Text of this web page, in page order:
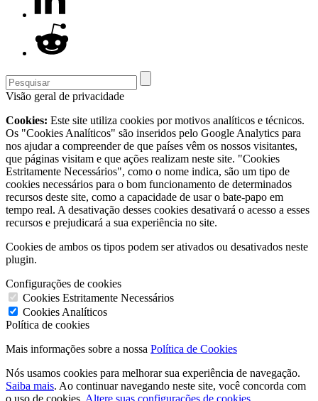
Visão geral de privacidade
Cookies: Este site utiliza cookies por motivos analíticos e técnicos.
Os "Cookies Analíticos" são inseridos pelo Google Analytics para
nos ajudar a compreender de que países vêm os nossos visitantes,
que páginas visitam e que ações realizam neste site. "Cookies
Estritamente Necessários", como o nome indica, são um tipo de
cookies necessários para o bom funcionamento de determinados
recursos deste site, como a capacidade de usar o bate-papo em
tempo real. A desativação desses cookies desativará o acesso a esses
recursos e prejudicará a sua experiência no site.
Cookies de ambos os tipos podem ser ativados ou desativados neste
plugin.
Configurações de cookies
Cookies Estritamente Necessários
Cookies Analíticos
Política de cookies
Mais informações sobre a nossa Política de Cookies
Nós usamos cookies para melhorar sua experiência de navegação.
Saiba mais. Ao continuar navegando neste site, você concorda com